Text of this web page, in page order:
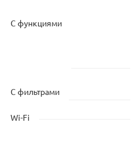
С функциями
С фильтрами
Wi-Fi